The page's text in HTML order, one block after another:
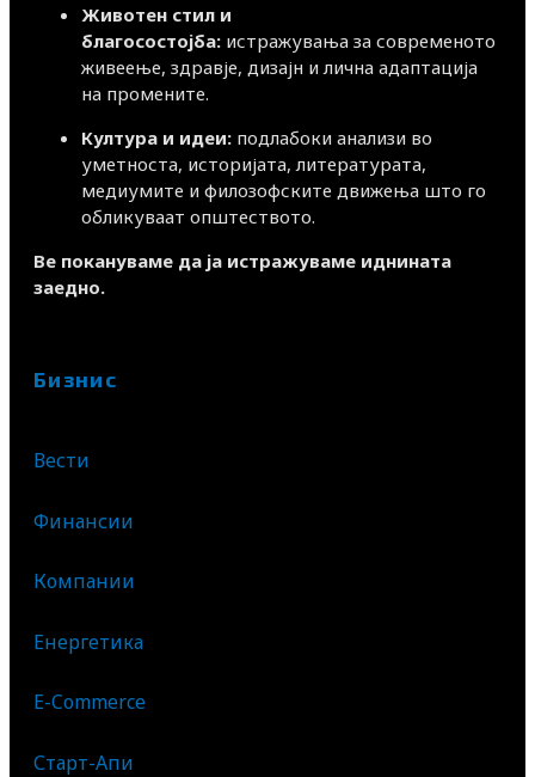
Животен стил и
благосостојба: истражувања за современото
живеење, здравје, дизајн и лична адаптација
на промените.
Култура и идеи: подлабоки анализи во
уметноста, историјата, литературата,
медиумите и филозофските движења што го
обликуваат општеството.
Ве покануваме да ја истражуваме иднината
заедно.
Бизнис
Вести
Финансии
Компании
Енергетика
E-Commerce
Старт-Апи